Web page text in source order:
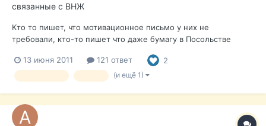
связанные с ВНЖ
Кто то пишет, что мотивационное письмо у них не
требовали, кто-то пишет что даже бумагу в Посольстве
обосновываться ? На разных форумах разная по этому поводу
инфа. В одном пишут не парся -ерунда все это. В другом, что
13 июня 2011 121 ответ 2
(и ещё 1)